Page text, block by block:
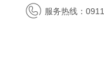
服务热线：